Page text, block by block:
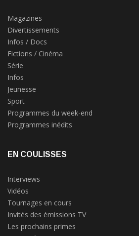
Magazines
Divertissements
Infos / Docs
Fictions / Cinéma
Série
Infos
Jeunesse
Sport
Programmes du week-end
Programmes inédits
EN COULISSES
Interviews
Vidéos
Tournages en cours
Invités des émissions TV
Les prochains primes